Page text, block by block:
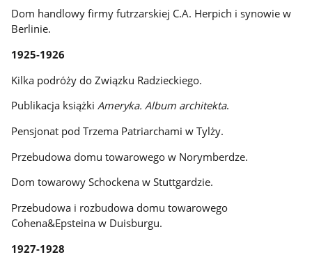
Dom handlowy firmy futrzarskiej C.A. Herpich i synowie w
Berlinie.
1925-1926
Kilka podróży do Związku Radzieckiego.
Publikacja książkiAmeryka. Album architekta.
Pensjonat pod Trzema Patriarchami w Tylży.
Przebudowa domu towarowego w Norymberdze.
Dom towarowy Schockena w Stuttgardzie.
Przebudowa i rozbudowa domu towarowego
Cohena&Epsteina w Duisburgu.
1927-1928